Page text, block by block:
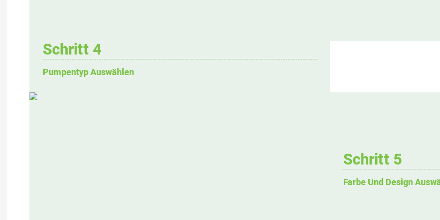
Schritt 4
Pumpentyp Auswählen
Schritt 5
Farbe Und Design